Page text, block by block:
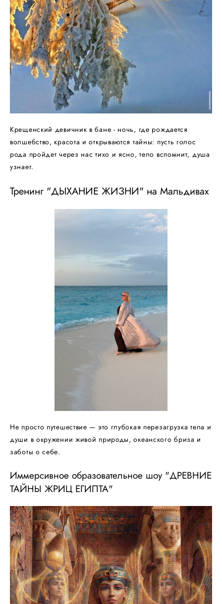
Крещенский девичник в бане - ночь, где рождается
волшебство, красота и открываются тайны: пусть голос
рода пройдет через нас тихо и ясно, тело вспомнит, душа
узнает.
Тренинг "ДЫХАНИЕ ЖИЗНИ" на Мальдивах
Не просто путешествие — это глубокая перезагрузка тела и
души в окружении живой природы, океанского бриза и
заботы о себе.
Иммерсивное образовательное шоу "ДРЕВНИЕ
ТАЙНЫ ЖРИЦ ЕГИПТА"